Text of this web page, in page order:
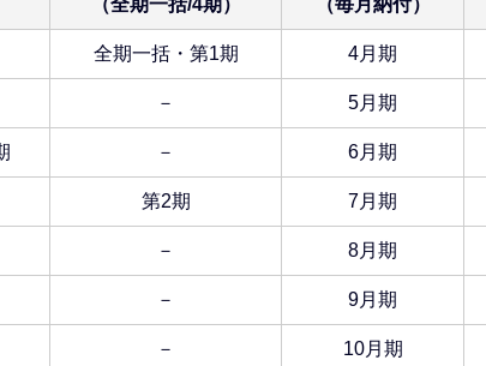
（全期一括/4期）
（毎月納付）
全期一括・第1期 4月期
－ 5月期
－ 6月期
第2期 7月期
－ 8月期
－ 9月期
－ 10月期